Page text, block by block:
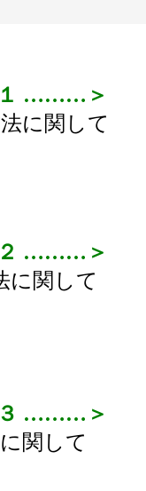
１ ………＞
に関して
２ ………＞
に関して
３ ………＞
関して